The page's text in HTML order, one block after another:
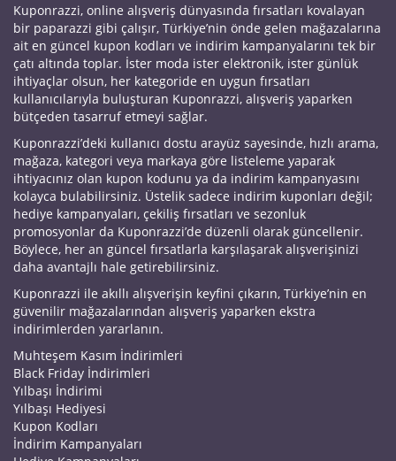
Kuponrazzi, online alışveriş dünyasında fırsatları kovalayan
bir paparazzi gibi çalışır, Türkiye’nin önde gelen mağazalarına
ait en güncel kupon kodları ve indirim kampanyalarını tek bir
çatı altında toplar. İster moda ister elektronik, ister günlük
ihtiyaçlar olsun, her kategoride en uygun fırsatları
kullanıcılarıyla buluşturan Kuponrazzi, alışveriş yaparken
bütçeden tasarruf etmeyi sağlar.
Kuponrazzi’deki kullanıcı dostu arayüz sayesinde, hızlı arama,
mağaza, kategori veya markaya göre listeleme yaparak
ihtiyacınız olan kupon kodunu ya da indirim kampanyasını
kolayca bulabilirsiniz. Üstelik sadece indirim kuponları değil;
hediye kampanyaları, çekiliş fırsatları ve sezonluk
promosyonlar da Kuponrazzi’de düzenli olarak güncellenir.
Böylece, her an güncel fırsatlarla karşılaşarak alışverişinizi
daha avantajlı hale getirebilirsiniz.
Kuponrazzi ile akıllı alışverişin keyfini çıkarın, Türkiye’nin en
güvenilir mağazalarından alışveriş yaparken ekstra
indirimlerden yararlanın.
Muhteşem Kasım İndirimleri
Black Friday İndirimleri
Yılbaşı İndirimi
Yılbaşı Hediyesi
Kupon Kodları
İndirim Kampanyaları